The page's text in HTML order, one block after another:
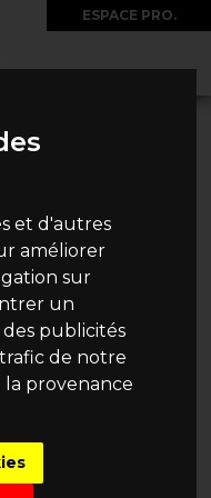
et d'autres
améliorer
sur
un
publicités
de notre
provenance
ESPACE PRO.
ANDES AUX